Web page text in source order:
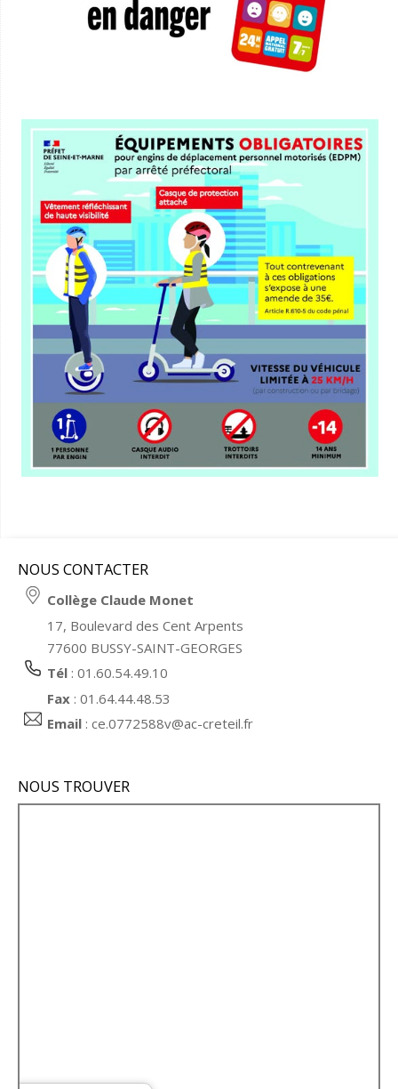
NOUS CONTACTER
Collège Claude Monet
17, Boulevard des Cent Arpents
77600 BUSSY-SAINT-GEORGES
Tél : 01.60.54.49.10
Fax : 01.64.44.48.53
Email :ce.0772588v@ac-creteil.fr
NOUS TROUVER